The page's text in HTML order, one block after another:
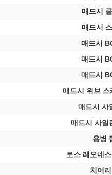
매드시
매드시
매드시
매드시
매드시
매드시 위브
매드시 사
매드시 사일
용병
로스 레오네
치어